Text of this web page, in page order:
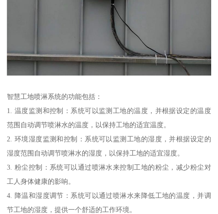
智慧工地喷淋系统的功能包括：
1. 温度监测和控制：系统可以监测工地的温度，并根据设定的温度
范围自动调节喷淋水的温度，以保持工地的适宜温度。
2. 环境湿度监测和控制：系统可以监测工地的湿度，并根据设定的
湿度范围自动调节喷淋水的湿度，以保持工地的适宜湿度。
3. 粉尘控制：系统可以通过喷淋水来控制工地的粉尘，减少粉尘对
工人身体健康的影响。
4. 降温和湿度调节：系统可以通过喷淋水来降低工地的温度，并调
节工地的湿度，提供一个舒适的工作环境。